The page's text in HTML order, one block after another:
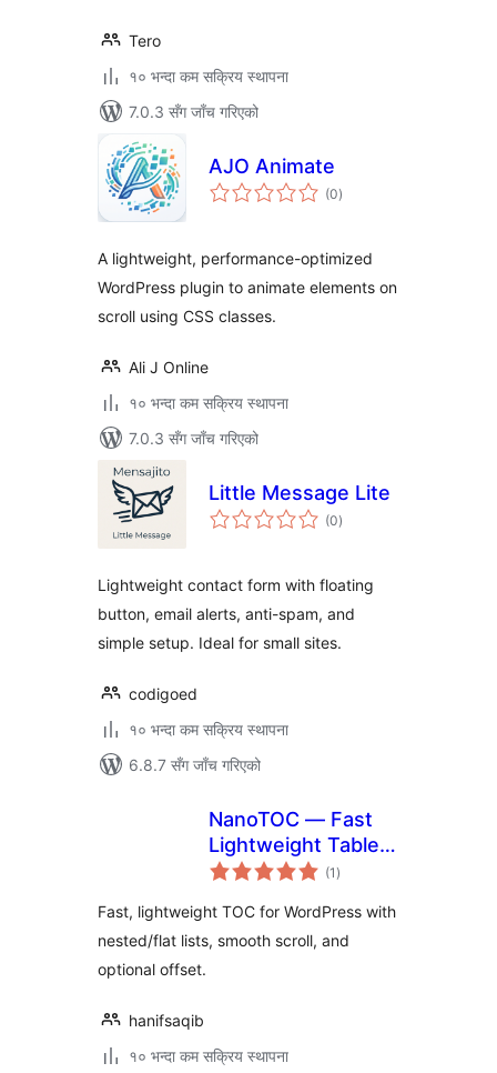
Tero
१० भन्दा कम सक्रिय स्थापना
7.0.3 सँग जाँच गरिएको
AJO Animate
(0कुल
रेटिङ्गहरू
)
A lightweight, performance-optimized
WordPress plugin to animate elements on
scroll using CSS classes.
Ali J Online
१० भन्दा कम सक्रिय स्थापना
7.0.3 सँग जाँच गरिएको
Little Message Lite
(0कुल
रेटिङ्गहरू
)
Lightweight contact form with floating
button, email alerts, anti-spam, and
simple setup. Ideal for small sites.
codigoed
१० भन्दा कम सक्रिय स्थापना
6.8.7 सँग जाँच गरिएको
NanoTOC — Fast
Lightweight Table
of Contents (1 कुल
रेटिङ्गहरू
)
Fast, lightweight TOC for WordPress with
nested/flat lists, smooth scroll, and
optional offset.
hanifsaqib
१० भन्दा कम सक्रिय स्थापना